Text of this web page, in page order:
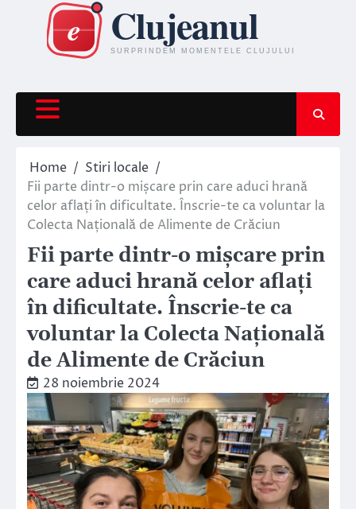
content
Home
Stiri locale
Fii parte dintr-o mișcare prin care aduci hrană
celor aflați în dificultate. Înscrie-te ca voluntar la
Colecta Națională de Alimente de Crăciun
Fii parte dintr-o mișcare prin
care aduci hrană celor aflați
în dificultate. Înscrie-te ca
voluntar la Colecta Națională
de Alimente de Crăciun
28 noiembrie 2024